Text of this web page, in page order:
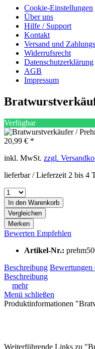
Cookie-Einstellungen
Über uns
Hilfe / Support
Kontakt
Versand und
Widerrufsrecht
Datenschutzerklärung
AGB
Impressum
Verfügbar
20,99 € *
inkl. MwSt. zzgl.
lieferbar / Lieferzeit 2 bis 4
In den Warenkorb
Vergleichen
Merken
Bewerten Empfehlen
Artikel-Nr.:
Beschreibung Bewertungen
Beschreibung
mehr
Menü schließen
Produktinformationen
Weiterführende Links zu